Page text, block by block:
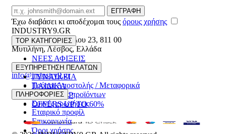
Email
ΕΓΓΡΑΦΗ
Έχω διαβάσει κι αποδέχομαι τους όρους χρήσης
INDUSTRY9.GR
Ελευθέριου Βενιζέλου 23, 811 00
Μυτιλήνη,Λέσβος,Ελλάδα
22510 55629
info@industry9.gr
TOP ΚΑΤΗΓΟΡΙΕΣ
ΝΕΕΣ ΑΦΙΞΕΙΣ
ΑΝΔΡΙΚΑ
ΓΥΝΑΙΚΕΙΑ
ΠΑΙΔΙΚΑ
ΑΞΕΣΟΥΑΡ
OFFERS UP TO 60%
ΕΞΥΠΗΡΕΤΗΣΗ ΠΕΛΑΤΩΝ
Τρόποι Αποστολής / Μεταφορικά
Επιστροφές προϊόντων
Συχνές ερωτήσεις
ΠΛΗΡΟΦΟΡΙΕΣ
Εταιρικό προφίλ
Επικοινωνία
Όροι χρήσης